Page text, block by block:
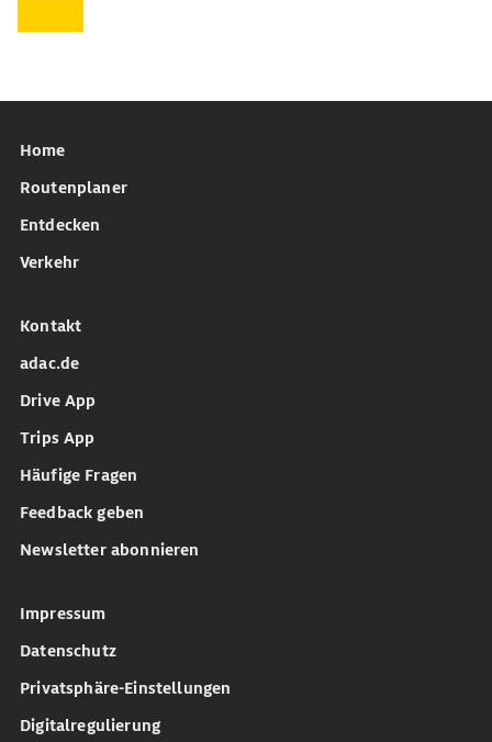
Home
Routenplaner
Entdecken
Verkehr
Kontakt
adac.de
Drive App
Trips App
Häufige Fragen
Feedback geben
Newsletter abonnieren
Impressum
Datenschutz
Privatsphäre-Einstellungen
Digitalregulierung